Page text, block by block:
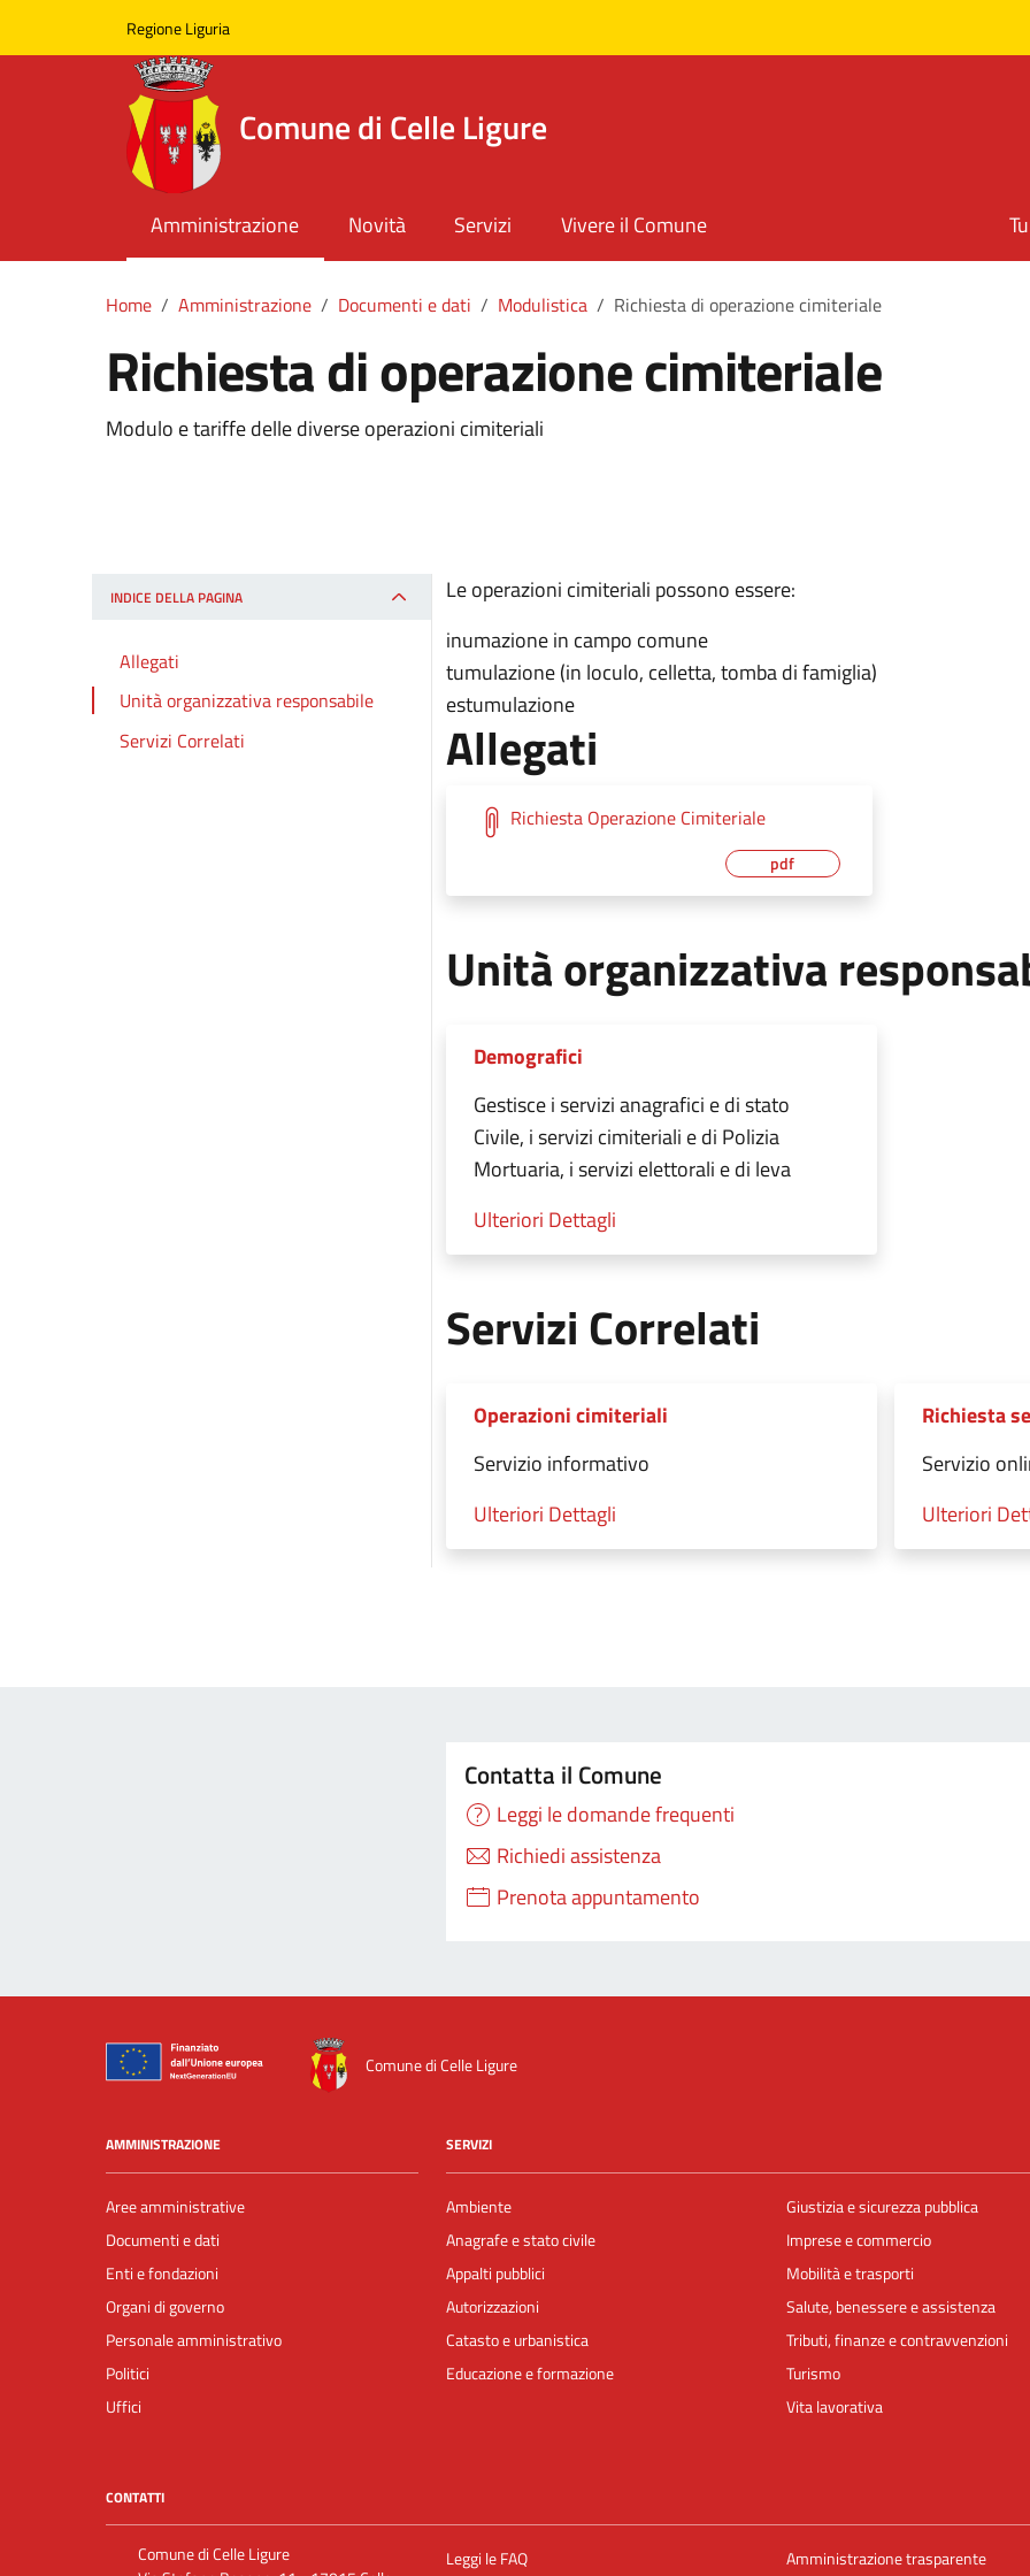
Regione Liguria
Comune di Celle Ligure
Amministrazione Novità Servizi Vivere il Comune
Home Amministrazione Documenti e dati Modulistica Richiesta di operazione cimiteriale
Richiesta di operazione cimiteriale
Modulo e tariffe delle diverse operazioni cimiteriali
INDICE DELLA PAGINA
Allegati
Unità organizzativa responsabile
Servizi Correlati
Le operazioni cimiteriali possono essere:
inumazione in campo comune
tumulazione (in loculo, celletta, tomba di famiglia)
estumulazione
Allegati
Richiesta Operazione Cimiteriale
pdf
Unità organizzativa
Demografici
Gestisce i servizi anagrafici e di stato
Civile, i servizi cimiteriali e di Polizia
Mortuaria, i servizi elettorali e di leva
Ulteriori Dettagli
Servizi Correlati
Operazioni cimiteriali
Servizio informativo
Ulteriori Dettagli
Richiesta
Servizio
Ulteriori
Contatta il Comune
Leggi le domande frequenti
Richiedi assistenza
Prenota appuntamento
Comune di Celle Ligure
AMMINISTRAZIONE
Aree amministrative
Documenti e dati
Enti e fondazioni
Organi di governo
Personale amministrativo
Politici
Uffici
SERVIZI
Ambiente
Anagrafe e stato civile
Appalti pubblici
Autorizzazioni
Catasto e urbanistica
Educazione e formazione
Giustizia e sicurezza pubblica
Imprese e commercio
Mobilità e trasporti
Salute, benessere e assistenza
Tributi, finanze e contravvenzioni
Turismo
Vita lavorativa
CONTATTI
Comune di Celle Ligure
Leggi le FAQ Amministrazione trasparente